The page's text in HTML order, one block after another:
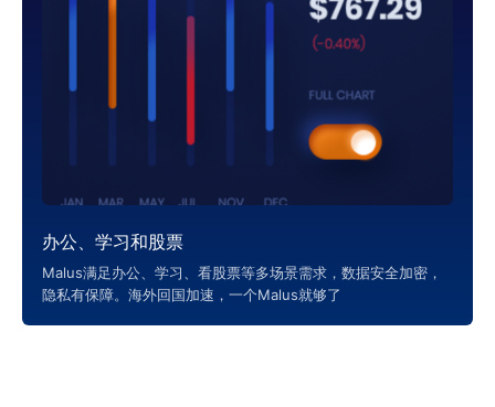
办公、学习和股票
Malus满足办公、学习、看股票等多场景需求，数据安全加密，
隐私有保障。海外回国加速，一个Malus就够了